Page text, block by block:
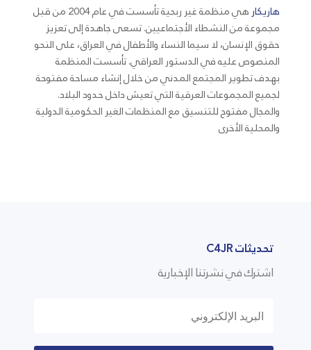
هاريكار
هي منظمة غير ربحية تأسست في عام 2004 من قبل
مجموعة من النشطاء الأجتماعيين. تسعى جاهدة إلى تعزيز
حقوق الإنسان، لا سيما النساء والأطفال في العراق، على النحو
المنصوص عليه في الدستور العراقي. تأسست المنظمة
بهدف تطوير المجتمع المدني من خلال إنشاء مساحة مفتوحة
لجميع المجموعات العرقية التي تعيش داخل حدود البلاد.
والمجال مفتوح للتنسيق مع المنظمات الغير الحكومية الدولية
والمحلية الأخرى
تحديثات C4JR
اشترك في نشرتنا الإخبارية